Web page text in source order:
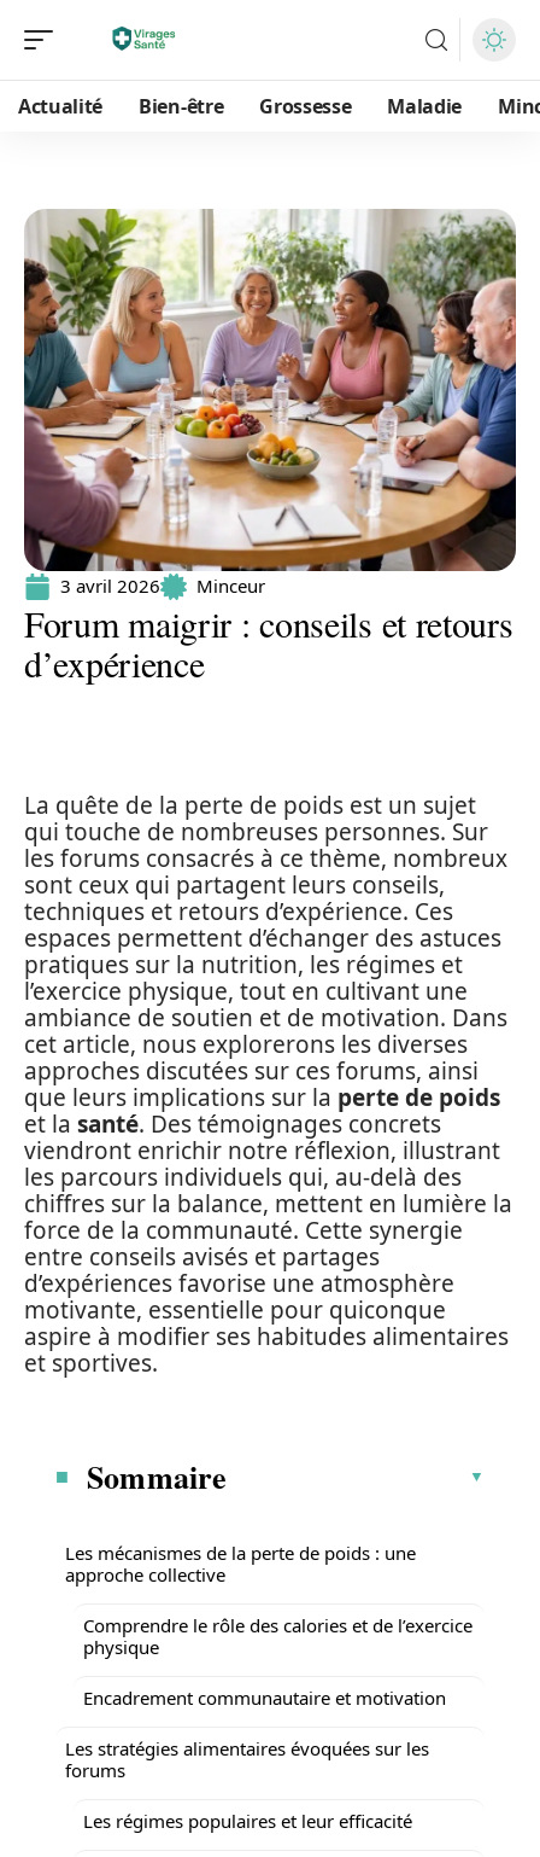
Actualité Bien-être Grossesse Maladie
3 avril 2026 Minceur
Forum maigrir : conseils et retours
d’expérience
La quête de la perte de poids est un sujet
qui touche de nombreuses personnes. Sur
les forums consacrés à ce thème, nombreux
sont ceux qui partagent leurs conseils,
techniques et retours d’expérience. Ces
espaces permettent d’échanger des astuces
pratiques sur la nutrition, les régimes et
l’exercice physique, tout en cultivant une
ambiance de soutien et de motivation. Dans
cet article, nous explorerons les diverses
approches discutées sur ces forums, ainsi
que leurs implications sur la perte de poids
et la santé. Des témoignages concrets
viendront enrichir notre réflexion, illustrant
les parcours individuels qui, au-delà des
chiffres sur la balance, mettent en lumière la
force de la communauté. Cette synergie
entre conseils avisés et partages
d’expériences favorise une atmosphère
motivante, essentielle pour quiconque
aspire à modifier ses habitudes alimentaires
et sportives.
Sommaire
Les mécanismes de la perte de poids : une
approche collective
Comprendre le rôle des calories et de l’exercice
physique
Encadrement communautaire et motivation
Les stratégies alimentaires évoquées sur les
forums
Les régimes populaires et leur efficacité